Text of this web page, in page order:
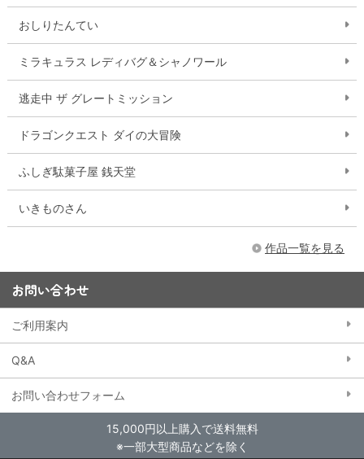
おしりたんてい
ミラキュラス レディバグ＆シャノワール
逃走中 ザ グレートミッション
ドラゴンクエスト ダイの大冒険
ふしぎ駄菓子屋 銭天堂
いきものさん
作品一覧を見る
お問い合わせ
ご利用案内
Q&A
お問い合わせフォーム
15,000円以上購入で送料無料
※一部大型商品などを除く